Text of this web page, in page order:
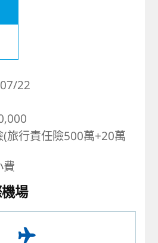
22
旅行責任險500萬+20萬
費
場